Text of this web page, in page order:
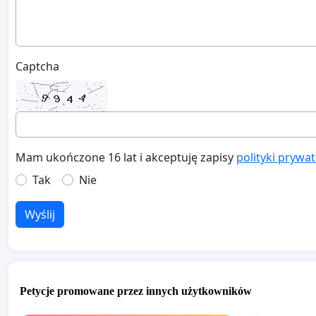
Captcha
Mam ukończone 16 lat i akceptuję zapisy polityki
Tak
Nie
Wyślij
Petycje promowane przez innych użytkowników